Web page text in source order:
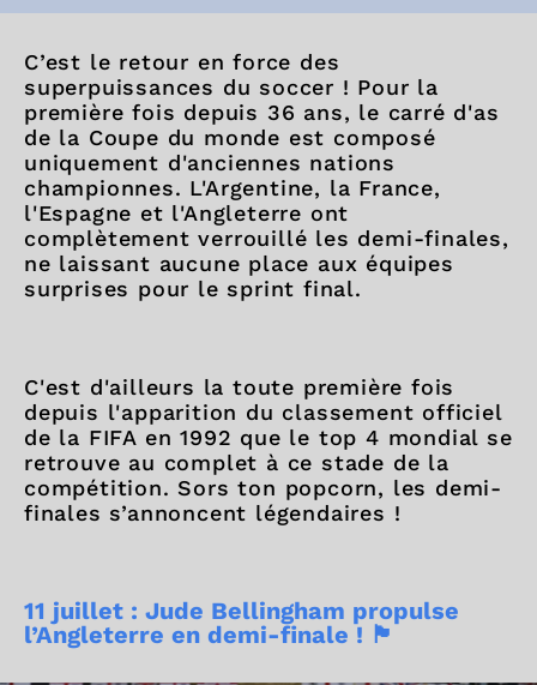
C’est le retour en force des
superpuissances du soccer ! Pour la
première fois depuis 36 ans, le carré d'as
de la Coupe du monde est composé
uniquement d'anciennes nations
championnes. L'Argentine, la France,
l'Espagne et l'Angleterre ont
complètement verrouillé les demi-finales,
ne laissant aucune place aux équipes
surprises pour le sprint final.
C'est d'ailleurs la toute première fois
depuis l'apparition du classement officiel
de la FIFA en 1992 que le top 4 mondial se
retrouve au complet à ce stade de la
compétition. Sors ton popcorn, les demi-
finales s’annoncent légendaires !
11 juillet : Jude Bellingham propulse
l’Angleterre en demi-finale ! 🏴󠁧󠁢󠁥󠁮󠁧󠁿